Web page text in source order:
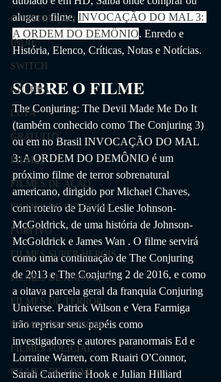
CONSTRUÇÃO
INDIE
SWITCH
GUERRA
LUTA
GRATUITO
FILMES
FILMES DE AÇÃO
FILMES DE SUSPENSE
FURTIVO
FILMES SUPER HERÓIS
FILMES DE ANIMAÇÃO
FILMES DE TERROR
FILMES DE COMÉDIA
FILMES POLICIAL
FILMES DE CRIME
alugar o filme, INVOCAÇÃO DO MAL 3:
A ORDEM DO DEMÔNIO. Enredo e
História, Elenco, Críticas, Notas e Notícias.
SOBRE O FILME
The Conjuring: The Devil Made Me Do It
(também conhecido como The Conjuring 3)
ou em no Brasil INVOCAÇÃO DO MAL
3: A ORDEM DO DEMÔNIO é um
próximo filme de terror sobrenatural
americano, dirigido por Michael Chaves,
com roteiro de David Leslie Johnson-
McGoldrick, de uma história de Johnson-
McGoldrick e James Wan . O filme servirá
como uma continuação de The Conjuring
de 2013 e The Conjuring 2 de 2016, e como
a oitava parcela geral da franquia Conjuring
Universe. Patrick Wilson e Vera Farmiga
irão reprisar seus papéis como
investigadores e autores paranormais Ed e
Lorraine Warren, com Ruairi O'Connor,
Sarah Catherine Hook e Julian Hilliard